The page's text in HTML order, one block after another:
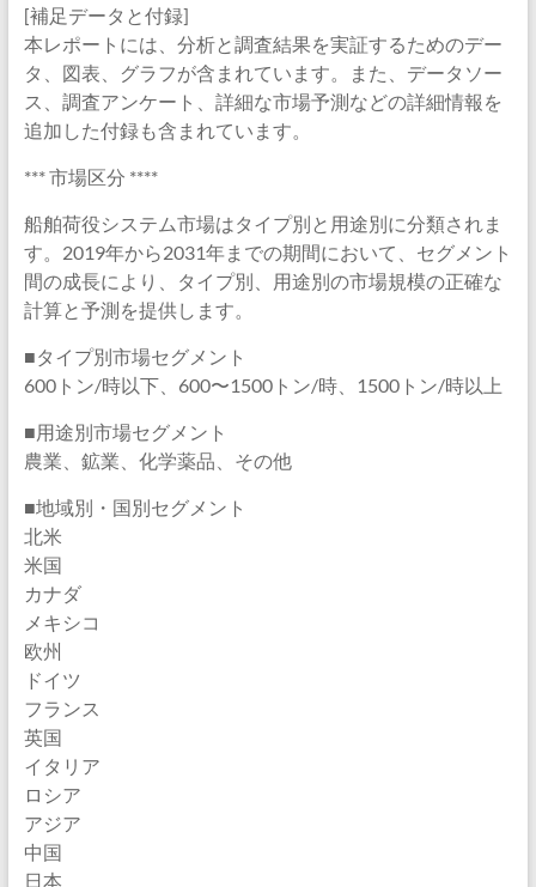
[補足データと付録]
本レポートには、分析と調査結果を実証するためのデー
タ、図表、グラフが含まれています。また、データソー
ス、調査アンケート、詳細な市場予測などの詳細情報を
追加した付録も含まれています。
*** 市場区分 ****
船舶荷役システム市場はタイプ別と用途別に分類されま
す。2019年から2031年までの期間において、セグメント
間の成長により、タイプ別、用途別の市場規模の正確な
計算と予測を提供します。
■タイプ別市場セグメント
600トン/時以下、600〜1500トン/時、1500トン/時以上
■用途別市場セグメント
農業、鉱業、化学薬品、その他
■地域別・国別セグメント
北米
米国
カナダ
メキシコ
欧州
ドイツ
フランス
英国
イタリア
ロシア
アジア
中国
日本